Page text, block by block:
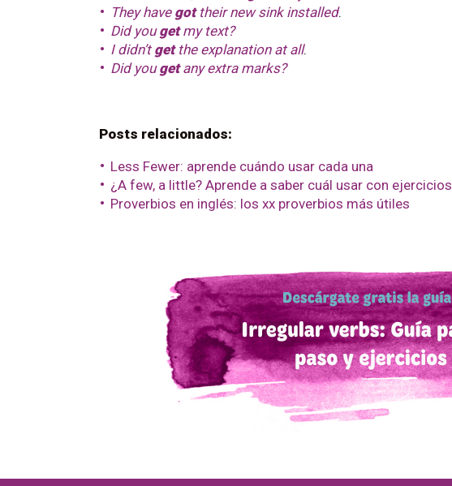
They have gottheir new sink installed.
Did yougetmy text?
I didn’t getthe explanation at all.
Did yougetany extra marks?
Posts relacionados:
Less Fewer: aprende cuándo usar cada una
¿A few, a little? Aprende a saber cuál usar con ejercicios
Proverbios en inglés: los xx proverbios más útiles